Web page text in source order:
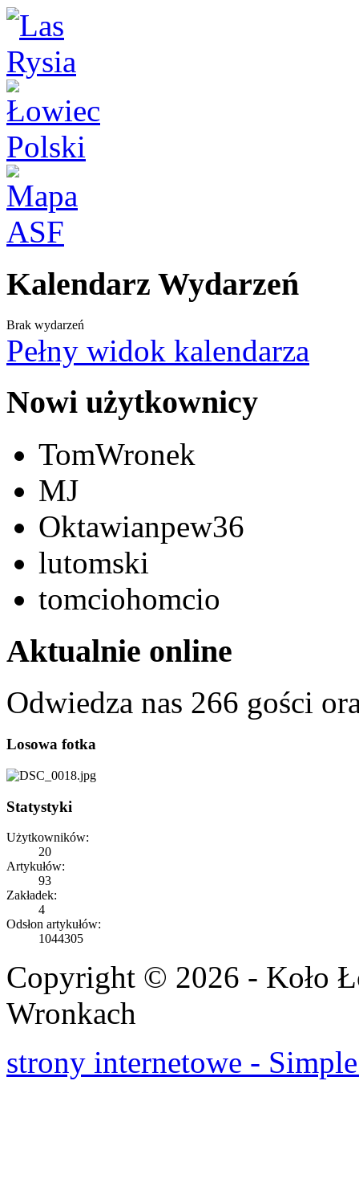
Kalendarz Wydarzeń
Brak wydarzeń
Pełny widok kalendarza
Nowi użytkownicy
TomWronek
MJ
Oktawianpew36
lutomski
tomciohomcio
Aktualnie online
Odwiedza nas 266 gości
Losowa fotka
Statystyki
Użytkowników:
20
Artykułów:
93
Zakładek:
4
Odsłon artykułów:
1044305
Copyright © 2026 - Koło
Wronkach
strony internetowe -